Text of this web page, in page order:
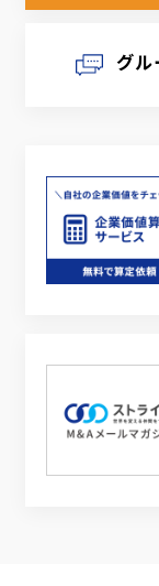
グ